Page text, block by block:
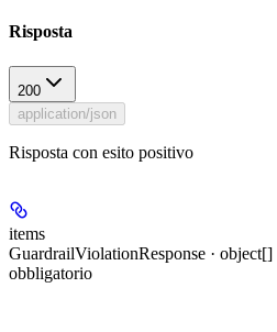
Risposta
200
application/json
Risposta con esito positivo
items
GuardrailViolationResponse · object[]
obbligatorio